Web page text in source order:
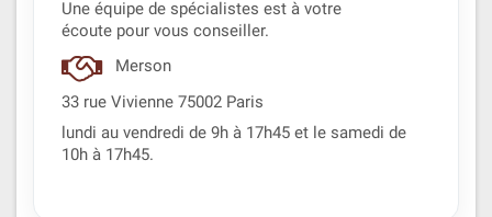
Une équipe de spécialistes est à votre
écoute pour vous conseiller.
Merson
33 rue Vivienne 75002 Paris
lundi au vendredi de 9h à 17h45 et le samedi de
10h à 17h45.